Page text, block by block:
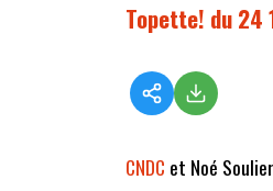
Topette! du 24
CNDC et Noé Soulier